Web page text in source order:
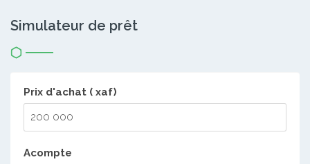
Simulateur de prêt
Prix d'achat ( xaf)
Acompte